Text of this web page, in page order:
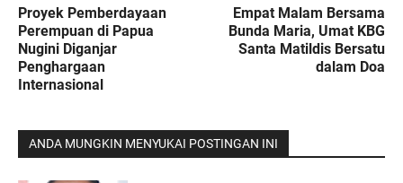
Proyek Pemberdayaan
Perempuan di Papua
Nugini Diganjar
Penghargaan
Internasional
Empat Malam Bersama
Bunda Maria, Umat KBG
Santa Matildis Bersatu
dalam Doa
ANDA MUNGKIN MENYUKAI POSTINGAN INI